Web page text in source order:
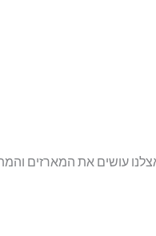
עושים את המארזים